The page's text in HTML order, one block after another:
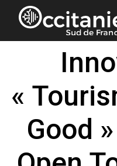
Panneau de gestion
«
Good